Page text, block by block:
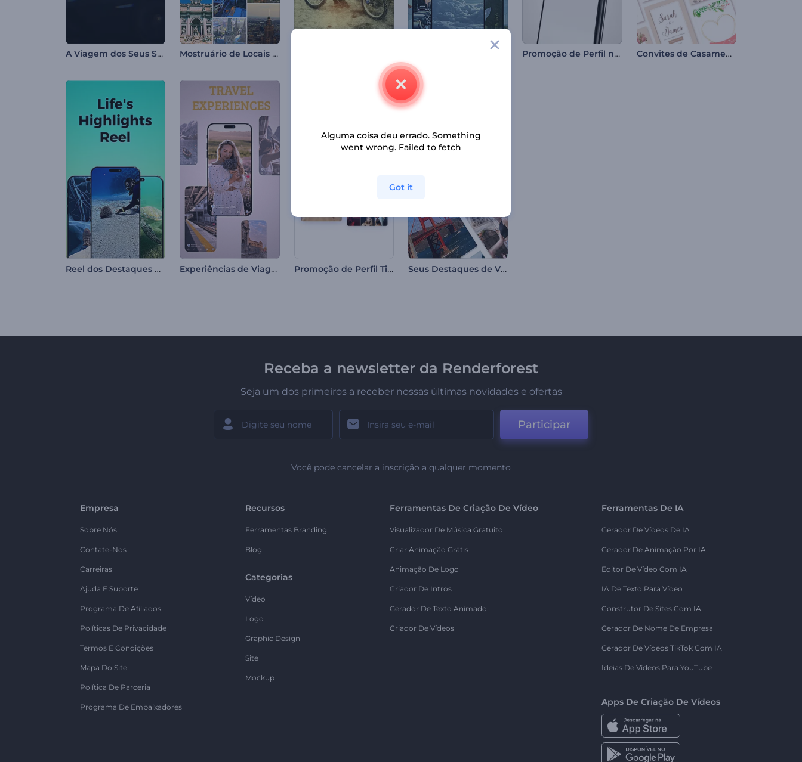
A Viagem dos Seus Sonhos Mostruário de Locais Imperdíveis Promoção de Perfil no Instagram Convites de Casamento em Vídeo
Reel dos Destaques da Vida Experiências de Viagem Promoção de Perfil TikTok Seus Destaques de Viagem
Receba a newsletter da Renderforest
Seja um dos primeiros a receber nossas últimas novidades e ofertas
Participar
Você pode cancelar a inscrição a qualquer momento
Empresa
Sobre Nós
Contate-Nos
Carreiras
Ajuda E Suporte
Programa De Afiliados
Políticas De Privacidade
Termos E Condições
Mapa Do Site
Política De Parceria
Programa De Embaixadores
Recursos
Ferramentas Branding
Blog
Categorias
Vídeo
Logo
Graphic Design
Site
Mockup
Ferramentas De Criação De Vídeo
Visualizador De Música Gratuito
Criar Animação Grátis
Animação De Logo
Criador De Intros
Gerador De Texto Animado
Criador De Vídeos
Ferramentas De IA
Gerador De Vídeos De IA
Gerador De Animação Por IA
Editor De Vídeo Com IA
IA De Texto Para Vídeo
Construtor De Sites Com IA
Gerador De Nome De Empresa
Gerador De Vídeos TikTok Com IA
Ideias De Vídeos Para YouTube
Apps De Criação De Vídeos
Alguma coisa deu errado. Something
went wrong. Failed to fetch
Got it